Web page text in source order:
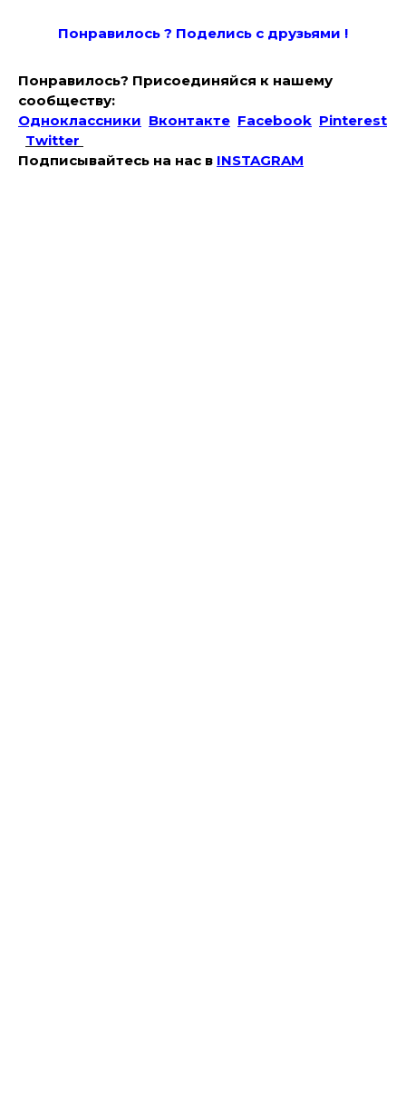
Понравилось ? Поделись с друзьями !
Понравилось? Присоединяйся к нашему
сообществу:
Одноклассники Вконтакте Facebook Pinterest
Twitter
Подписывайтесь на наc в INSTAGRAM